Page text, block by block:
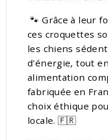
🐾Grâce à leur
ces croquettes
les chiens
d'énergie, tout
alimentation
fabriquée en
choix éthique
locale. 🇫🇷